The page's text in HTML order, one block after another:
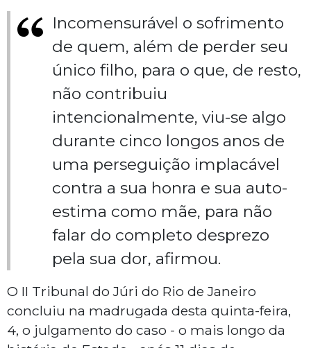
Incomensurável o sofrimento
de quem, além de perder seu
único filho, para o que, de resto,
não contribuiu
intencionalmente, viu-se algo
durante cinco longos anos de
uma perseguição implacável
contra a sua honra e sua auto-
estima como mãe, para não
falar do completo desprezo
pela sua dor, afirmou.
O II Tribunal do Júri do Rio de Janeiro
concluiu na madrugada desta quinta-feira,
4, o julgamento do caso - o mais longo da